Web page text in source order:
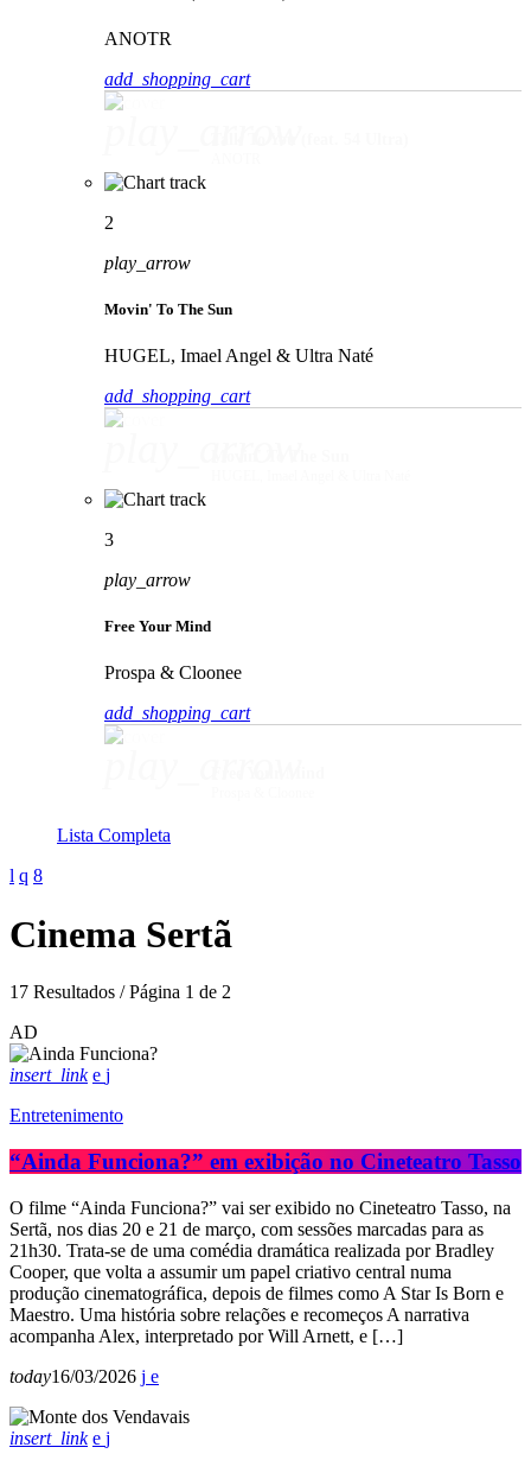
ANOTR
add_shopping_cart
2
play_arrow
Movin' To The Sun
HUGEL, Imael Angel & Ultra Naté
add_shopping_cart
3
play_arrow
Free Your Mind
Prospa & Cloonee
add_shopping_cart
Lista Completa
Cinema Sertã
17 Resultados / Página 1 de 2
AD
insert_link
Entretenimento
“Ainda Funciona?” em exibição no Cineteatro Tasso
O filme “Ainda Funciona?” vai ser exibido no Cineteatro Tasso, na
Sertã, nos dias 20 e 21 de março, com sessões marcadas para as
21h30. Trata-se de uma comédia dramática realizada por Bradley
Cooper, que volta a assumir um papel criativo central numa
produção cinematográfica, depois de filmes como A Star Is Born e
Maestro. Uma história sobre relações e recomeços A narrativa
acompanha Alex, interpretado por Will Arnett, e […]
today16/03/2026
insert_link